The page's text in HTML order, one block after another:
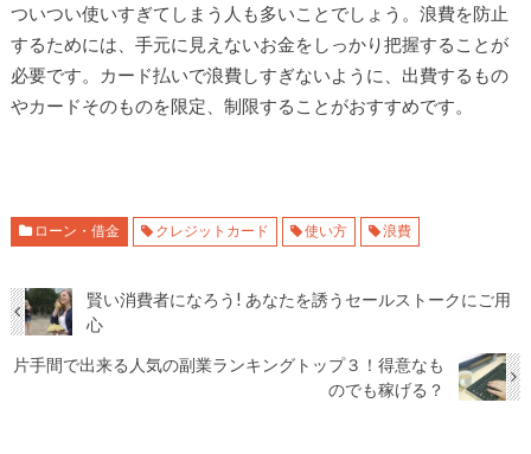
ついつい使いすぎてしまう人も多いことでしょう。浪費を防止
するためには、手元に見えないお金をしっかり把握することが
必要です。カード払いで浪費しすぎないように、出費するもの
やカードそのものを限定、制限することがおすすめです。
ローン・借金 クレジットカード 使い方 浪費
賢い消費者になろう! あなたを誘うセールストークにご用
心
片手間で出来る人気の副業ランキングトップ３！得意なも
のでも稼げる？